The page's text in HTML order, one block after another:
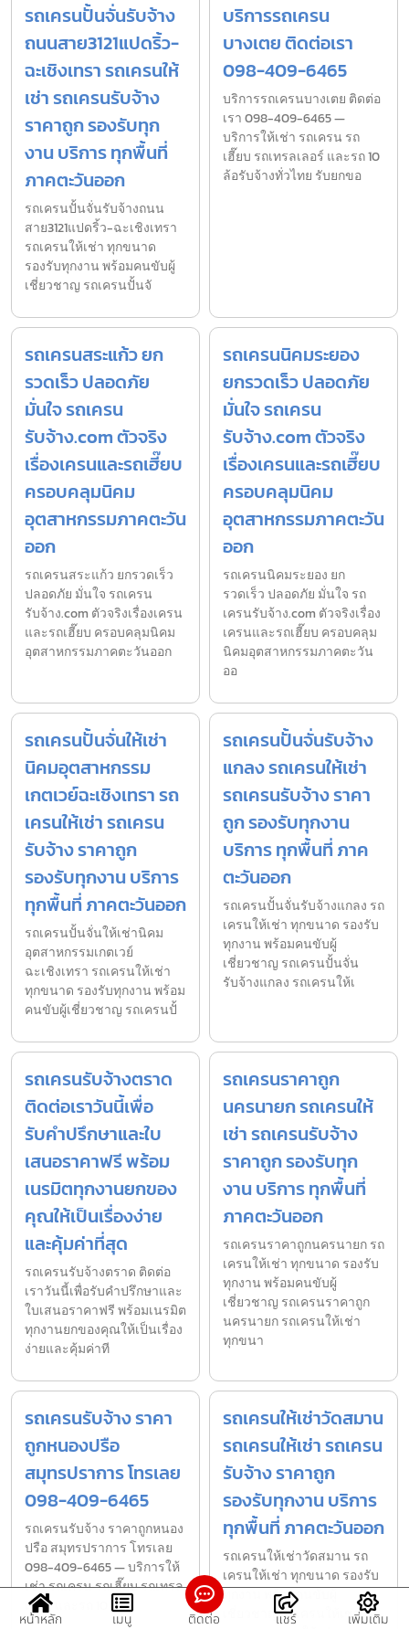
รถเครนปั้นจั่นรับจ้าง
ถนนสาย3121แปดริ้ว-
ฉะเชิงเทรา รถเครนให้
เช่า รถเครนรับจ้าง
ราคาถูก รองรับทุก
งาน บริการ ทุกพื้นที่
ภาคตะวันออก
รถเครนปั้นจั่นรับจ้างถนน
สาย3121แปดริ้ว-ฉะเชิงเทรา
รถเครนให้เช่า ทุกขนาด
รองรับทุกงาน พร้อมคนขับผู้
เชี่ยวชาญ รถเครนปั้นจั
บริการรถเครน
บางเตย ติดต่อเรา
098-409-6465
บริการรถเครนบางเตย ติดต่อ
เรา 098-409-6465 —
บริการให้เช่า รถเครน รถ
เฮี๊ยบ รถเทรลเลอร์ และรถ 10
ล้อรับจ้างทั่วไทย รับยกขอ
รถเครนสระแก้ว ยก
รวดเร็ว ปลอดภัย
มั่นใจ รถเครน
รับจ้าง.com ตัวจริง
เรื่องเครนและรถเฮี๊ยบ
ครอบคลุมนิคม
อุตสาหกรรมภาคตะวัน
ออก
รถเครนสระแก้ว ยกรวดเร็ว
ปลอดภัย มั่นใจ รถเครน
รับจ้าง.com ตัวจริงเรื่องเครน
และรถเฮี๊ยบ ครอบคลุมนิคม
อุตสาหกรรมภาคตะวันออก
รถเครนนิคมระยอง
ยกรวดเร็ว ปลอดภัย
มั่นใจ รถเครน
รับจ้าง.com ตัวจริง
เรื่องเครนและรถเฮี๊ยบ
ครอบคลุมนิคม
อุตสาหกรรมภาคตะวัน
ออก
รถเครนนิคมระยอง ยก
รวดเร็ว ปลอดภัย มั่นใจ รถ
เครนรับจ้าง.com ตัวจริงเรื่อง
เครนและรถเฮี๊ยบ ครอบคลุม
นิคมอุตสาหกรรมภาคตะวัน
ออ
รถเครนปั้นจั่นให้เช่า
นิคมอุตสาหกรรม
เกตเวย์ฉะเชิงเทรา รถ
เครนให้เช่า รถเครน
รับจ้าง ราคาถูก
รองรับทุกงาน บริการ
ทุกพื้นที่ ภาคตะวันออก
รถเครนปั้นจั่นให้เช่านิคม
อุตสาหกรรมเกตเวย์
ฉะเชิงเทรา รถเครนให้เช่า
ทุกขนาด รองรับทุกงาน พร้อม
คนขับผู้เชี่ยวชาญ รถเครนปั้
รถเครนปั้นจั่นรับจ้าง
แกลง รถเครนให้เช่า
รถเครนรับจ้าง ราคา
ถูก รองรับทุกงาน
บริการ ทุกพื้นที่ ภาค
ตะวันออก
รถเครนปั้นจั่นรับจ้างแกลง รถ
เครนให้เช่า ทุกขนาด รองรับ
ทุกงาน พร้อมคนขับผู้
เชี่ยวชาญ รถเครนปั้นจั่น
รับจ้างแกลง รถเครนให้เ
รถเครนรับจ้างตราด
ติดต่อเราวันนี้เพื่อ
รับคำปรึกษาและใบ
เสนอราคาฟรี พร้อม
เนรมิตทุกงานยกของ
คุณให้เป็นเรื่องง่าย
และคุ้มค่าที่สุด
รถเครนรับจ้างตราด ติดต่อ
เราวันนี้เพื่อรับคำปรึกษาและ
ใบเสนอราคาฟรี พร้อมเนรมิต
ทุกงานยกของคุณให้เป็นเรื่อง
ง่ายและคุ้มค่าที
รถเครนราคาถูก
นครนายก รถเครนให้
เช่า รถเครนรับจ้าง
ราคาถูก รองรับทุก
งาน บริการ ทุกพื้นที่
ภาคตะวันออก
รถเครนราคาถูกนครนายก รถ
เครนให้เช่า ทุกขนาด รองรับ
ทุกงาน พร้อมคนขับผู้
เชี่ยวชาญ รถเครนราคาถูก
นครนายก รถเครนให้เช่า
ทุกขนา
รถเครนรับจ้าง ราคา
ถูกหนองปรือ
สมุทรปราการ โทรเลย
098-409-6465
รถเครนรับจ้าง ราคาถูกหนอง
ปรือ สมุทรปราการ โทรเลย
098-409-6465 — บริการให้
เช่า รถเครน รถเฮี๊ยบ รถเทรล
เลอร์ และรถ 10 ล้อรั
รถเครนให้เช่าวัดสมาน
รถเครนให้เช่า รถเครน
รับจ้าง ราคาถูก
รองรับทุกงาน บริการ
ทุกพื้นที่ ภาคตะวันออก
รถเครนให้เช่าวัดสมาน รถ
เครนให้เช่า ทุกขนาด รองรับ
ทุกงาน พร้อมคนขับผู้
เชี่ยวชาญ รถเครนให้เช่าวัด
หน้าหลัก เมนู ติดต่อ แชร์ เพิ่มเติม